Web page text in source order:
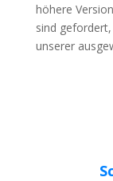
höhere
sind
unserer